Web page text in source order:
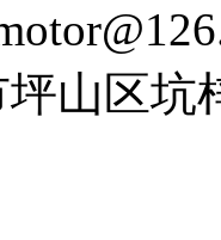
山区坑